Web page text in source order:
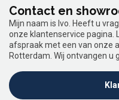
Contact en
Mijn naam is Ivo. Heeft u
onze klantenservice pagina.
afspraak met een van onze
Rotterdam. Wij ontvangen u